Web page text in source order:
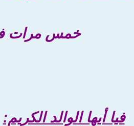
خمس مرات في
فيا أيها الوالد الكريم: